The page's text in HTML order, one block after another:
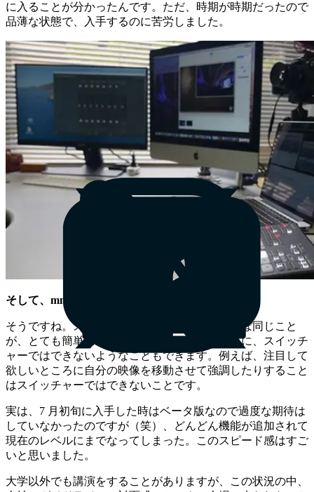
に入ることが分かったんです。ただ、時期が時期だったので
品薄な状態で、入手するのに苦労しました。
そして、mmhmm が登場したわけですね。
そうですね。スイッチャーを使わなくても、ほぼ同じこと
が、とても簡単にできるようになりました。逆に、スイッチ
ャーではできないようなこともできます。例えば、注目して
欲しいところに自分の映像を移動させて強調したりすること
はスイッチャーではできないことです。
実は、7 月初旬に入手した時はベータ版なので過度な期待は
していなかったのですが（笑）、どんどん機能が追加されて
現在のレベルにまでなってしまった。このスピード感はすご
いと思いました。
大学以外でも講演をすることがありますが、この状況の中、